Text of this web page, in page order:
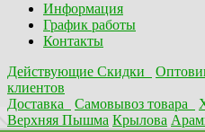
Информация
График работы
Контакты
Действующие Скидки
клиентов
Доставка
Самовывоз товара
Верхняя Пышма Крылова